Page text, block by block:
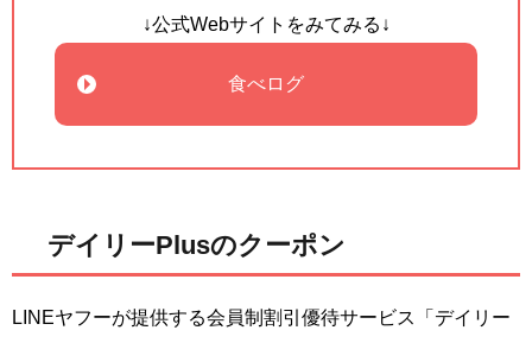
↓公式Webサイトをみてみる↓
食べログ
デイリーPlusのクーポン
LINEヤフーが提供する会員制割引優待サービス「デイリー